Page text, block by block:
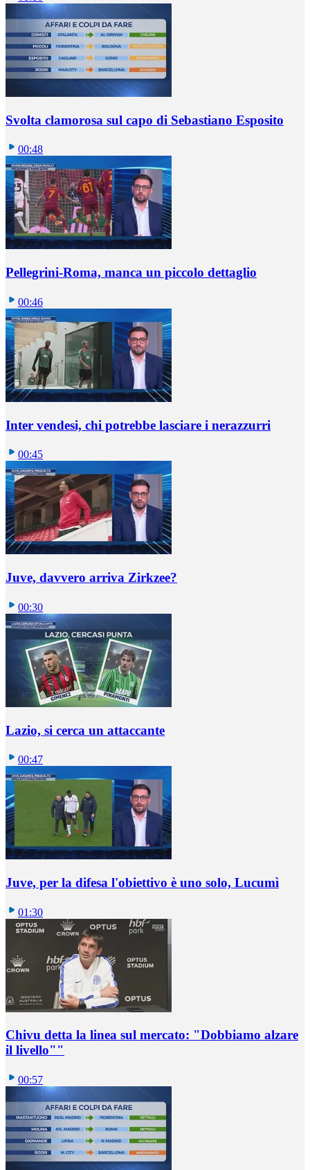
Svolta clamorosa sul capo di Sebastiano Esposito
00:48
Pellegrini-Roma, manca un piccolo dettaglio
00:46
Inter vendesi, chi potrebbe lasciare i nerazzurri
00:45
Juve, davvero arriva Zirkzee?
00:30
Lazio, si cerca un attaccante
00:47
Juve, per la difesa l'obiettivo è uno solo, Lucumì
01:30
Chivu detta la linea sul mercato: "Dobbiamo alzare
il livello""
00:57